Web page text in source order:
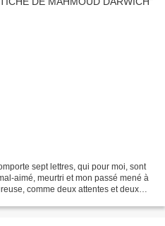
sept lettres, qui pour moi, sont
aimé, meurtri et mon passé mené à
comme deux attentes et deux